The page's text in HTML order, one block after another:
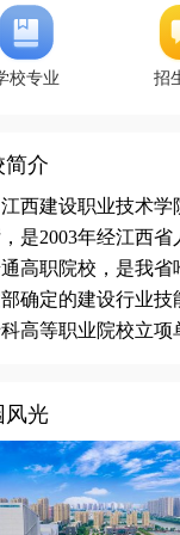
校专业 招
简介
江西建设职业技术学
是2003年经江西
高职院校，是我省
确定的建设行业
高等职业院校立项
风光